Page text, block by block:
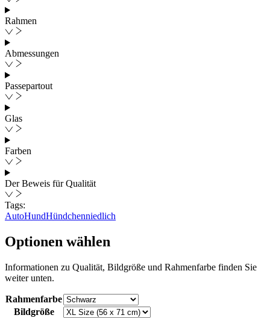
Rahmen
Abmessungen
Passepartout
Glas
Farben
Der Beweis für Qualität
Tags:
AutoHundHündchenniedlich
Optionen wählen
Informationen zu Qualität, Bildgröße und Rahmenfarbe finden Sie
weiter unten.
Rahmenfarbe
Bildgröße